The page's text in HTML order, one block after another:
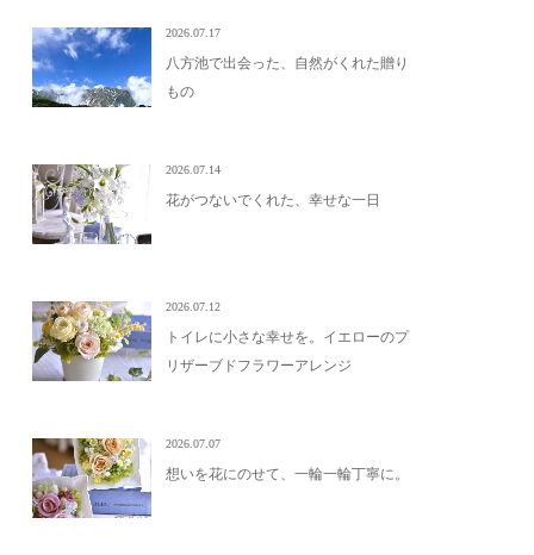
2026.07.17
八方池で出会った、自然がくれた贈り
もの
2026.07.14
花がつないでくれた、幸せな一日
2026.07.12
トイレに小さな幸せを。イエローのプ
リザーブドフラワーアレンジ
2026.07.07
想いを花にのせて、一輪一輪丁寧に。